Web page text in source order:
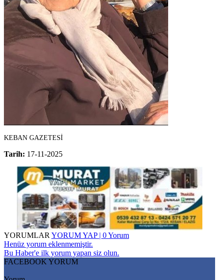
KEBAN GAZETESİ
Tarih: 17-11-2025
YORUMLAR YORUM YAP | 0 Yorum
Henüz yorum eklenmemiştir.
Bu Haber'e ilk yorum yapan siz olun.
FACEBOOK YORUM